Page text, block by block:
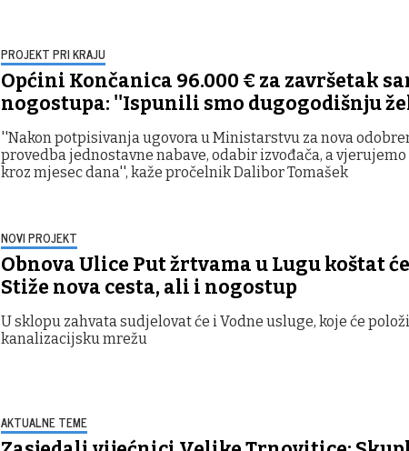
PROJEKT PRI KRAJU
Općini Končanica 96.000 € za završetak
nogostupa: ''Ispunili smo dugogodišnju
''Nakon potpisivanja ugovora u Ministarstvu za nova
provedba jednostavne nabave, odabir izvođača, a vjerujemo
kroz mjesec dana'', kaže pročelnik Dalibor Tomašek
NOVI PROJEKT
Obnova Ulice Put žrtvama u Lugu koštat će
Stiže nova cesta, ali i nogostup
U sklopu zahvata sudjelovat će i Vodne usluge, koje će
kanalizacijsku mrežu
AKTUALNE TEME